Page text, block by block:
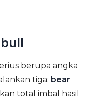
berupa angka
tiga: bear
total imbal hasil